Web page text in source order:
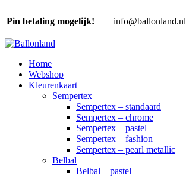
Pin betaling mogelijk! info@ballonland.nl
Home
Webshop
Kleurenkaart
Sempertex
Sempertex – standaard
Sempertex – chrome
Sempertex – pastel
Sempertex – fashion
Sempertex – pearl metallic
Belbal
Belbal – pastel